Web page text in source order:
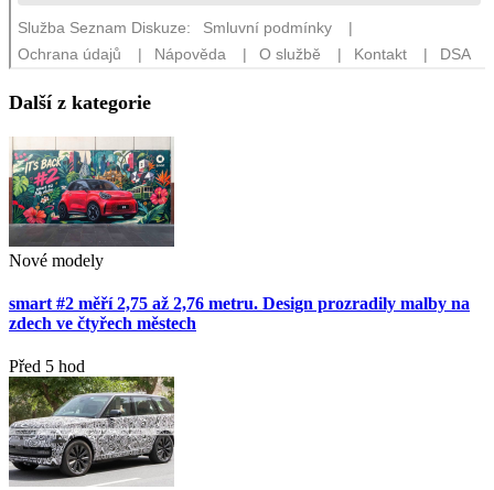
Další z kategorie
Nové modely
smart #2 měří 2,75 až 2,76 metru. Design prozradily malby na
zdech ve čtyřech městech
Před 5 hod